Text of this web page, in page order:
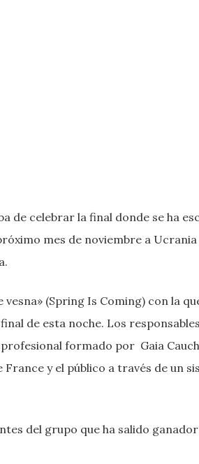
de celebrar la final donde se ha
mes de noviembre a Ucrania
(Spring Is Coming) con la
de esta noche. Los
formado por Gaia
France y el público a través de un
del grupo que ha salido